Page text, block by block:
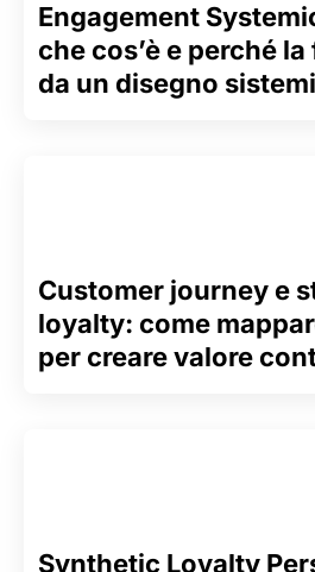
Engagement
che cos’è e perché
da un disegno
Customer journey e
loyalty: come
per creare valore
Synthetic Loyalty